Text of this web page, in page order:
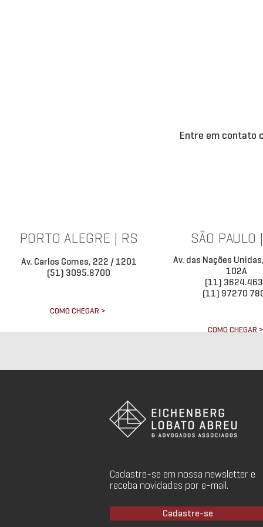
PORTO ALEGRE | RS
Av. Carlos Gomes, 222 / 1201
(51) 3095.8700
COMO CHEGAR >
SÃO PAULO
Av. das Nações
102A
(11)
(11) 97270
COMO CHEGAR >
Entre em contato
Cadastre-se em nossa newsletter e
receba novidades por e-mail.
Cadastre-se